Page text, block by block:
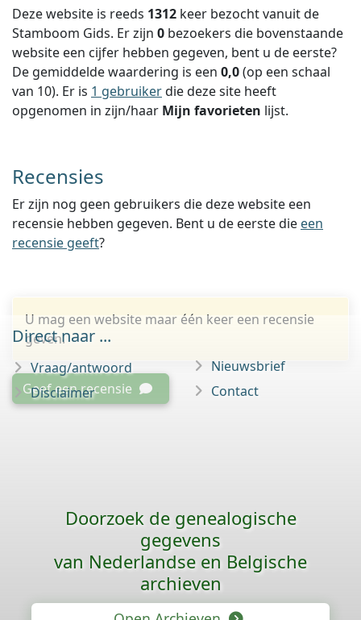
Deze website is reeds 1312 keer bezocht vanuit de
Stamboom Gids. Er zijn 0 bezoekers die bovenstaande
website een cijfer hebben gegeven, bent u de eerste?
De gemiddelde waardering is een 0,0(op een schaal
van 10). Er is 1 gebruikerdie deze site heeft
opgenomen in zijn/haar Mijn favorieten lijst.
Recensies
Er zijn nog geen gebruikers die deze website een
recensie hebben gegeven. Bent u de eerste die een
recensie geeft?
U mag een website maar één keer een recensie
geven.
Geef een recensie
Direct naar ...
Vraag/antwoord
Disclaimer
Nieuwsbrief
Contact
Doorzoek de genealogische
gegevens
van Nederlandse en Belgische
archieven